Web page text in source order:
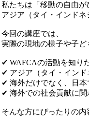
私たちは「移動の自由
アジア（タイ・インド
今回の講座では、
実際の現地の様子や子
✔ WAFCAの活動を知り
✔ アジア（タイ・イン
✔ 海外だけでなく、日
✔ 海外での社会貢献に関
そんな方にぴったりの内